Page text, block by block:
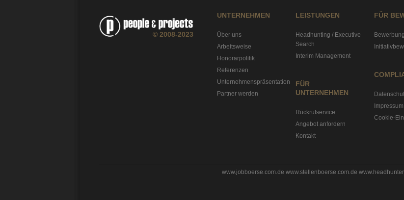
FÜR
Bewerbung
Impressum
Cookie-
LEISTUNGEN
Headhunting / Executive
Search
Interim Management
FÜR
UNTERNEHMEN
Rückrufservice
Angebot anfordern
Kontakt
UNTERNEHMEN
Über uns
Arbeitsweise
Honorarpolitik
Referenzen
Unternehmenspräsentation
Partner werden
© 2008-2023
www.jobboerse.com.de www.stellenboerse.com.de